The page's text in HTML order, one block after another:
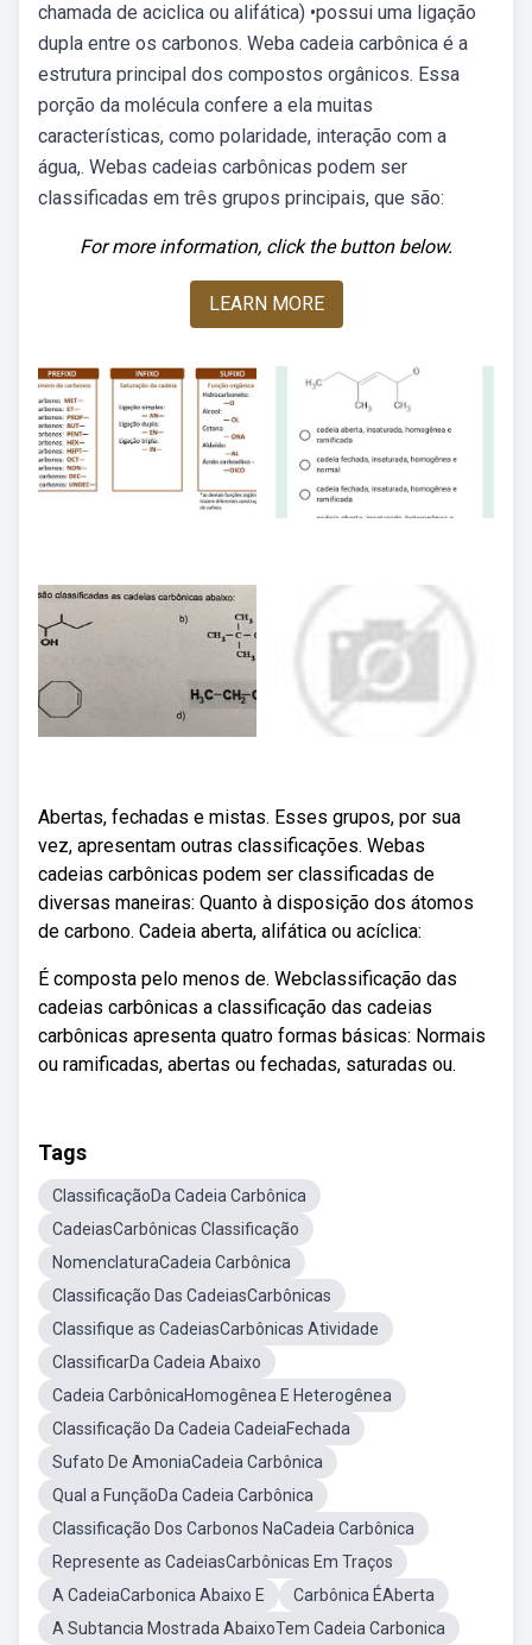
chamada de aciclica ou alifática) •possui uma ligação
dupla entre os carbonos. Weba cadeia carbônica é a
estrutura principal dos compostos orgânicos. Essa
porção da molécula confere a ela muitas
características, como polaridade, interação com a
água,. Webas cadeias carbônicas podem ser
classificadas em três grupos principais, que são:
For more information, click the button below.
LEARN MORE
Abertas, fechadas e mistas. Esses grupos, por sua
vez, apresentam outras classificações. Webas
cadeias carbônicas podem ser classificadas de
diversas maneiras: Quanto à disposição dos átomos
de carbono. Cadeia aberta, alifática ou acíclica:
É composta pelo menos de. Webclassificação das
cadeias carbônicas a classificação das cadeias
carbônicas apresenta quatro formas básicas: Normais
ou ramificadas, abertas ou fechadas, saturadas ou.
Tags
ClassificaçãoDa Cadeia Carbônica
CadeiasCarbônicas Classificação
NomenclaturaCadeia Carbônica
Classificação Das CadeiasCarbônicas
Classifique as CadeiasCarbônicas Atividade
ClassificarDa Cadeia Abaixo
Cadeia CarbônicaHomogênea E Heterogênea
Classificação Da Cadeia CadeiaFechada
Sufato De AmoniaCadeia Carbônica
Qual a FunçãoDa Cadeia Carbônica
Classificação Dos Carbonos NaCadeia Carbônica
Represente as CadeiasCarbônicas Em Traços
A CadeiaCarbonica Abaixo E
Carbônica ÉAberta
A Subtancia Mostrada AbaixoTem Cadeia Carbonica